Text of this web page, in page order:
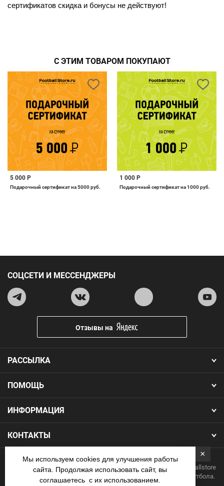
сертификатов скидка и бонусы не действуют!
С ЭТИМ ТОВАРОМ ПОКУПАЮТ
5 000 Р
Подарочный сертификат на 5000 руб.
1 000 Р
Подарочный сертификат на 1000 руб.
ПОМОЩЬ
ИНФОРМАЦИЯ
КОНТАКТЫ
РАССЫЛКА
СОЦСЕТИ И МЕССЕНДЖЕРЫ
Отзывы на
Copyright 2026.Все права защищены. Интернет-магазин Footballstore
— продажа футбольной формы, бутс, мячей и одежды для футбола.
×
Мы используем cookies для улучшения работы
сайта. Продолжая использовать сайт, вы
соглашаетесь с их использованием.